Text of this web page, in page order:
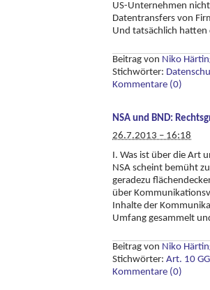
US-Unternehmen
Datentransfers von
Und tatsächlich
Beitrag von Niko
Stichwörter:
Kommentare (0)
NSA und BND:
26.7.2013 – 16:18
I. Was ist über die Art
NSA scheint bemüht
geradezu
über
Inhalte der
Umfang gesammelt
Beitrag von Niko
Stichwörter: Art. 10 GG
Kommentare (0)